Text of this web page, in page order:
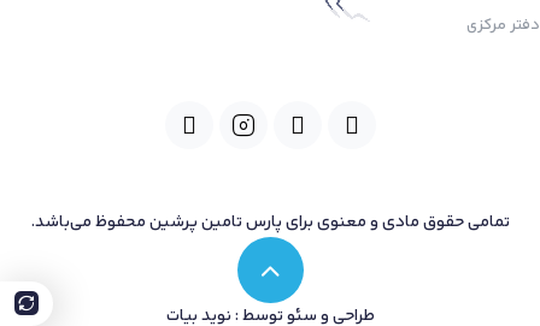
دفتر مرکزی
تمامی حقوق مادی و معنوی برای پارس تامین پرشین محفوظ می‌باشد.
طراحی و سئو توسط : نوید بیات